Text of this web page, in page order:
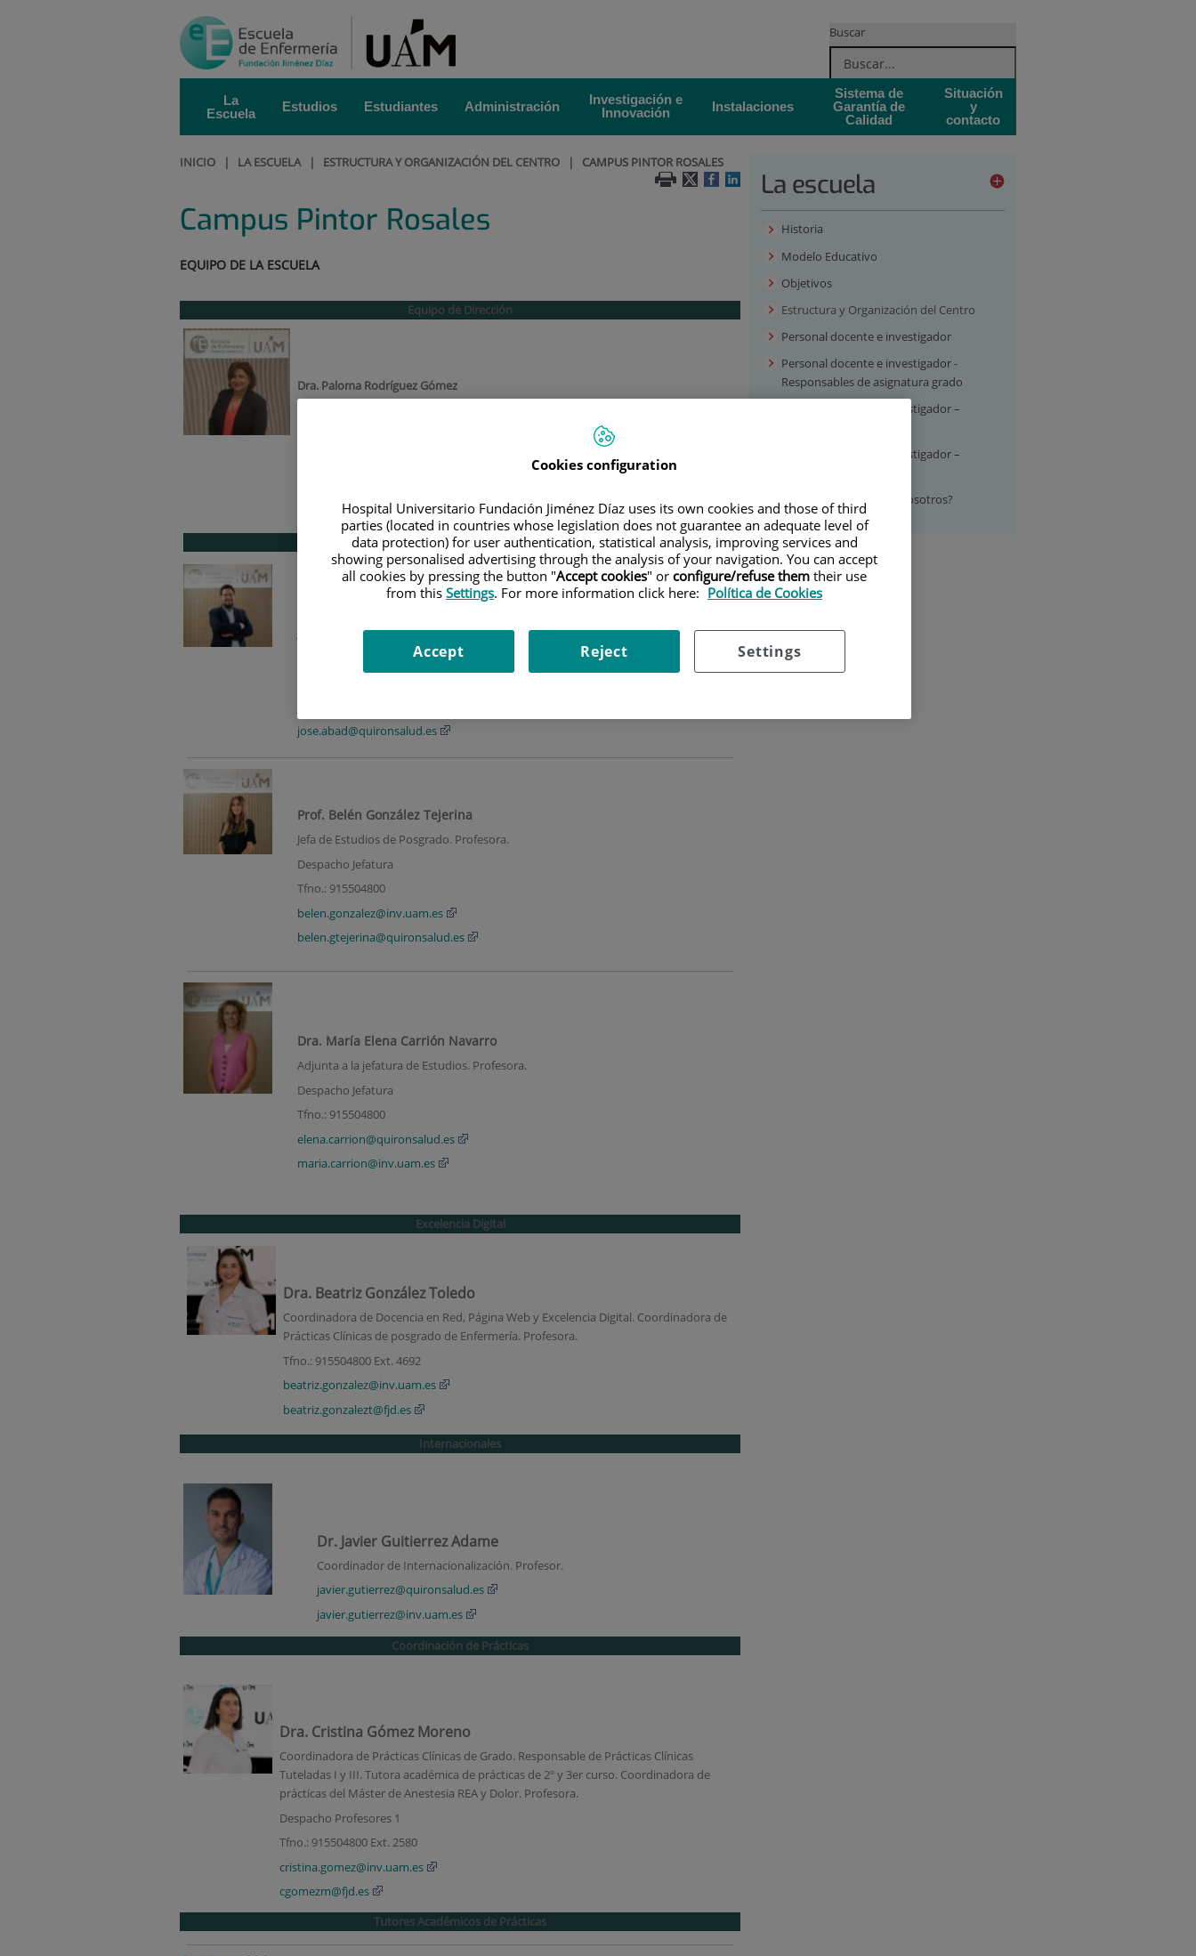
al
contenido
Buscar
La
Escuela
Estudios Estudiantes Administración
Investigación e
Innovación
Instalaciones
Sistema de
Garantía de
Calidad
Situación
y
contacto
INICIO | LA ESCUELA | ESTRUCTURA Y ORGANIZACIÓN DEL CENTRO | CAMPUS PINTOR ROSALES
Campus Pintor Rosales
EQUIPO DE LA ESCUELA
Equipo de Dirección
Dra. Paloma Rodríguez Gómez
prodriguezg@quironsalud.es
Jefe de Estudios
Jefe de Estudios de Grado. Profesor.
jose.abad@quironsalud.es
Prof. Belén González Tejerina
Jefa de Estudios de Posgrado. Profesora.
Despacho Jefatura
Tfno.: 915504800
belen.gonzalez@inv.uam.es
belen.gtejerina@quironsalud.es
Dra. María Elena Carrión Navarro
Adjunta a la jefatura de Estudios. Profesora.
Despacho Jefatura
Tfno.: 915504800
elena.carrion@quironsalud.es
maria.carrion@inv.uam.es
Excelencia Digital
Dra. Beatriz González Toledo
Coordinadora de Docencia en Red, Página Web y Excelencia Digital. Coordinadora de
Prácticas Clínicas de posgrado de Enfermería. Profesora.
Tfno.: 915504800 Ext. 4692
beatriz.gonzalez@inv.uam.es
beatriz.gonzalezt@fjd.es
Internacionales
Dr. Javier Guitierrez Adame
Coordinador de Internacionalización. Profesor.
javier.gutierrez@quironsalud.es
javier.gutierrez@inv.uam.es
Coordinación de Prácticas
Dra. Cristina Gómez Moreno
Coordinadora de Prácticas Clínicas de Grado. Responsable de Prácticas Clínicas
Tuteladas I y III. Tutora académica de prácticas de 2º y 3er curso. Coordinadora de
prácticas del Máster de Anestesia REA y Dolor. Profesora.
Despacho Profesores 1
Tfno.: 915504800 Ext. 2580
cristina.gomez@inv.uam.es
cgomezm@fjd.es
Tutores Académicos de Prácticas
La escuela
Historia
Modelo Educativo
Objetivos
Estructura y Organización del Centro
Personal docente e investigador
Personal docente e investigador -
Responsables de asignatura grado
Personal docente e investigador –
Personal docente e investigador –
¿Por qué estudiar con nosotros?
Cookies configuration
Hospital Universitario Fundación Jiménez Díaz uses its own cookies and those of third
parties (located in countries whose legislation does not guarantee an adequate level of
data protection) for user authentication, statistical analysis, improving services and
showing personalised advertising through the analysis of your navigation. You can accept
all cookies by pressing the button "Accept cookies" or configure/refuse them their use
from this Settings. For more information click here: Política de Cookies
Settings
Reject
Accept